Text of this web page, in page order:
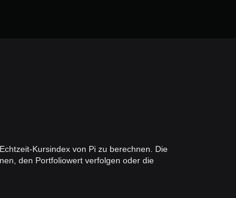
Kursindex von Pi zu berechnen. Die
den Portfoliowert verfolgen oder die